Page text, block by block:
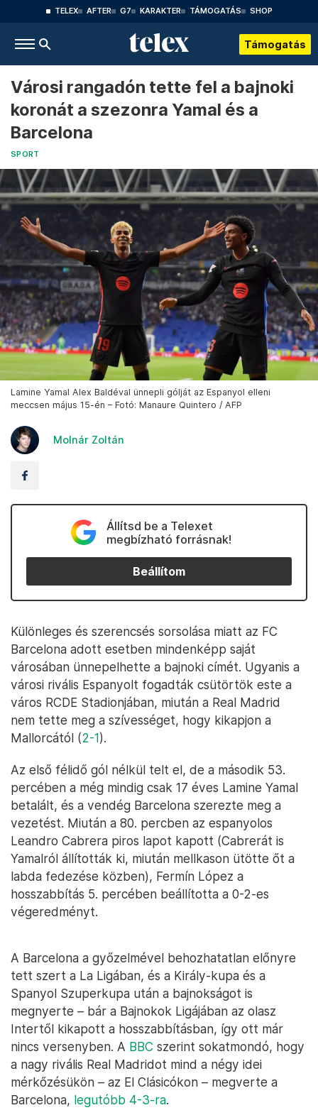
TELEX AFTER G7 KARAKTER TÁMOGATÁS SHOP
Támogatás
Városi rangadón tette fel a bajnoki
koronát a szezonra Yamal és a
Barcelona
SPORT
Lamine Yamal Alex Baldéval ünnepli gólját az Espanyol elleni
meccsen május 15-én – Fotó: Manaure Quintero / AFP
Molnár Zoltán
Állítsd be a Telexet
megbízható forrásnak!
Beállítom
Különleges és szerencsés sorsolása miatt az FC
Barcelona adott esetben mindenképp saját
városában ünnepelhette a bajnoki címét. Ugyanis a
városi rivális Espanyolt fogadták csütörtök este a
város RCDE Stadionjában, miután a Real Madrid
nem tette meg a szívességet, hogy kikapjon a
Mallorcától (2-1).
Az első félidő gól nélkül telt el, de a második 53.
percében a még mindig csak 17 éves Lamine Yamal
betalált, és a vendég Barcelona szerezte meg a
vezetést. Miután a 80. percben az espanyolos
Leandro Cabrera piros lapot kapott (Cabrerát is
Yamalról állították ki, miután mellkason ütötte őt a
labda fedezése közben), Fermín López a
hosszabbítás 5. percében beállította a 0-2-es
végeredményt.
A Barcelona a győzelmével behozhatatlan előnyre
tett szert a La Ligában, és a Király-kupa és a
Spanyol Szuperkupa után a bajnokságot is
megnyerte – bár a Bajnokok Ligájában az olasz
Intertől kikapott a hosszabbításban, így ott már
nincs versenyben. A BBC szerint sokatmondó, hogy
a nagy rivális Real Madridot mind a négy idei
mérkőzésükön – az El Clásicókon – megverte a
Barcelona, legutóbb 4-3-ra.